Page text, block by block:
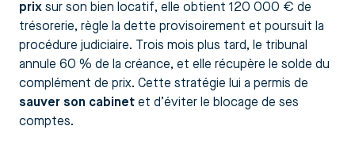
prix sur son bien locatif, elle obtient 120 000 € de
trésorerie, règle la dette provisoirement et poursuit la
procédure judiciaire. Trois mois plus tard, le tribunal
annule 60 % de la créance, et elle récupère le solde du
complément de prix. Cette stratégie lui a permis de
sauver son cabinet et d’éviter le blocage de ses
comptes.